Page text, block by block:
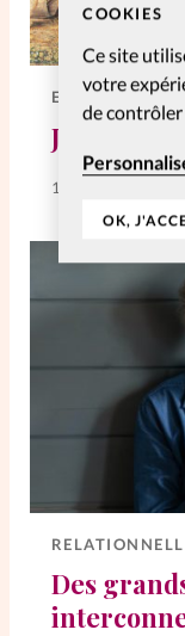
COOKIES
Ce site
votre
de contrôler
OK,
ELLES NOUS
J’ai vécu
14 Mai 2025
Des